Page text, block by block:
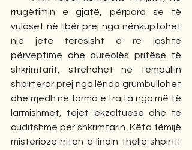
rrugëtimin e gjatë, përpara se të
vuloset në libër prej nga nënkuptohet
një jetë tërësisht e re jashtë
përveptime dhe aureolës pritëse të
shkrimtarit, strehohet në tempullin
shpirtëror prej nga lënda grumbullohet
dhe rrjedh në forma e trajta nga më të
larmishmet, tejet ekzaltuese dhe të
cuditshme për shkrimtarin. Këta fëmijë
misteriozë rriten e lindin thellë shpirtit